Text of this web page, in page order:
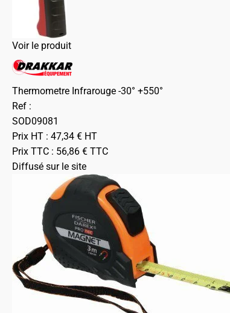
Voir le produit
Thermometre Infrarouge -30° +550°
Ref :
SOD09081
Prix HT : 47,34 € HT
Prix TTC : 56,86 € TTC
Diffusé sur le site